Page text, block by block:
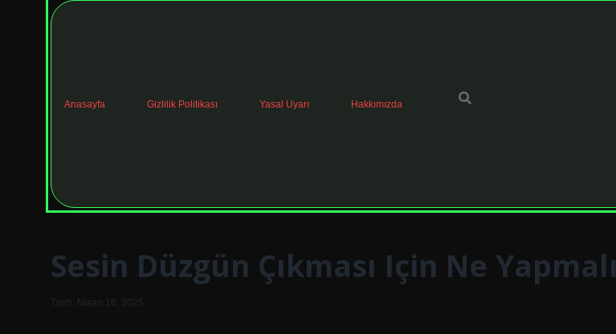
Anasayfa Gizlilik Politikası Yasal Uyarı Hakkımızda
Sesin Düzgün Çıkması Için Ne Yapmalı
Tarih: Nisan 18, 2025